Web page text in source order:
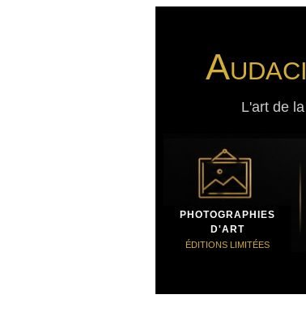
L'art de
PHOTOGRAPHIES
D'ART
ÉDITIONS LIMITÉES